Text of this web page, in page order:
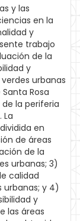
y las
en la
y
trabajo
de la
y
urbanas
Rosa
de la periferia
La
en
de áreas
de la
urbanas; 3)
calidad
urbanas; y 4)
y
las áreas